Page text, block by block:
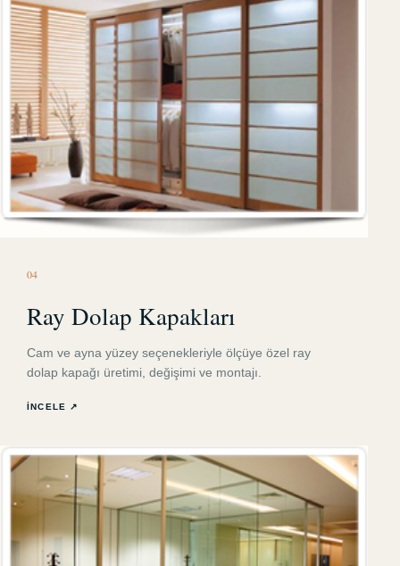
04
Ray Dolap Kapakları
Cam ve ayna yüzey seçenekleriyle ölçüye özel ray
dolap kapağı üretimi, değişimi ve montajı.
İNCELE ↗